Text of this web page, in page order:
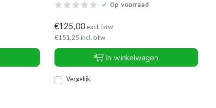
Op voorraad
€125,00excl. btw
€151,25 incl. btw
In winkelwagen
Vergelijk